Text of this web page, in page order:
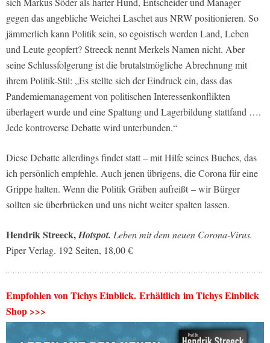
gegen das angebliche Weichei Laschet aus NRW positionieren. So
jämmerlich kann Politik sein, so egoistisch werden Land, Leben
und Leute geopfert? Streeck nennt Merkels Namen nicht. Aber
seine Schlussfolgerung ist die brutalstmögliche Abrechnung mit
ihrem Politik-Stil: „Es stellte sich der Eindruck ein, dass das
Pandemiemanagement von politischen Interessenkonflikten
überlagert wurde und eine Spaltung und Lagerbildung stattfand ….
Jede kontroverse Debatte wird unterbunden.“
Diese Debatte allerdings findet statt – mit Hilfe seines Buches, das
ich persönlich empfehle. Auch jenen übrigens, die Corona für eine
Grippe halten. Wenn die Politik Gräben aufreißt – wir Bürger
sollten sie überbrücken und uns nicht weiter spalten lassen.
Hendrik Streeck,Hotspot. Leben mit dem neuen Corona-Virus.
Piper Verlag. 192 Seiten, 18,00 €
Empfohlen von Tichys Einblick. Erhältlich im Tichys Einblick
Shop >>>